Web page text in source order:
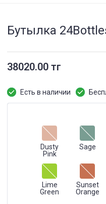
Бутылка
38020.00 тг
Есть в наличии
Dusty
Pink
Sage
Lime
Green
Sunset
Orange